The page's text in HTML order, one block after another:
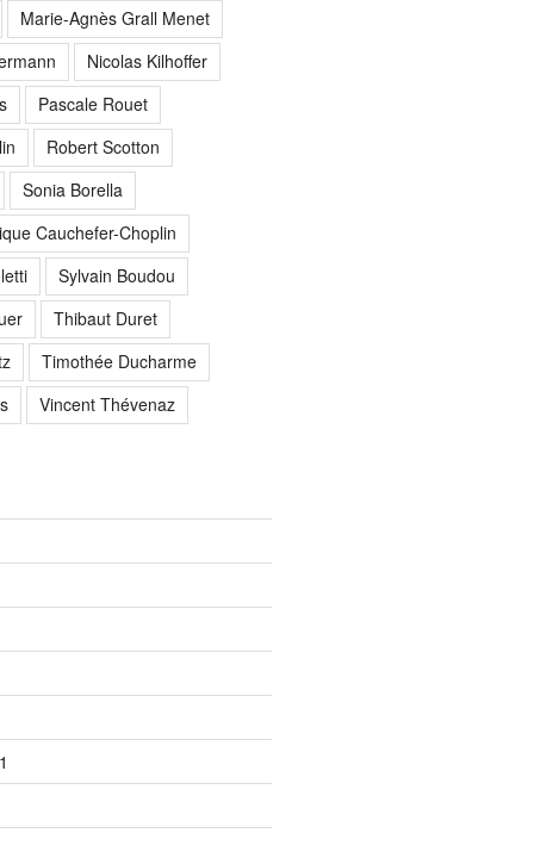
Marie-Agnès Grall Menet
Nicolas Kilhoffer
Pascale Rouet
Robert Scotton
Sonia Borella
Cauchefer-Choplin
Sylvain Boudou
Thibaut Duret
Timothée Ducharme
Vincent Thévenaz